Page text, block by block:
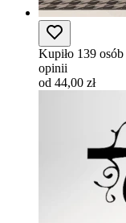
Kupiło 139 osób
opinii
od 44,00 zł